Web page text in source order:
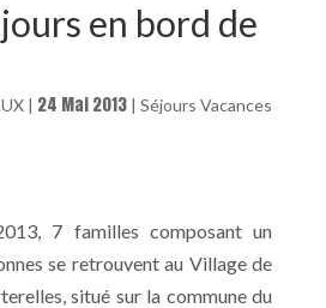
en bord de
| 24 Mai 2013| Séjours Vacances
7 familles composant un
se retrouvent au Village de
situé sur la commune du